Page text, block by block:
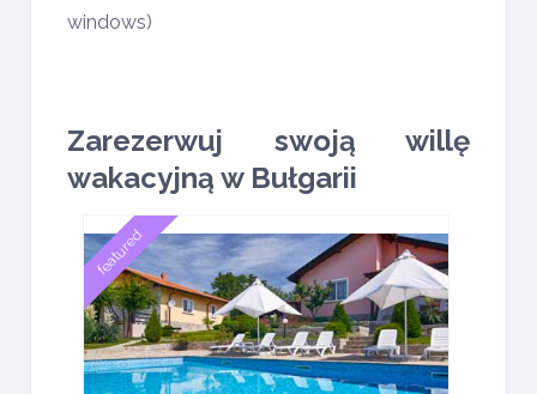
windows)
Zarezerwuj swoją willę
wakacyjną w Bułgarii
featured